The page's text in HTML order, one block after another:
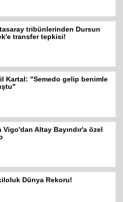
tribünlerinden Dursun
transfer tepkisi!
Kartal: "Semedo gelip benimle
Vigo'dan Altay Bayındır'a özel
Dünya Rekoru!